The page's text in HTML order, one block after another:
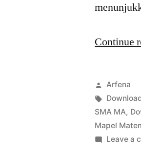
Continue
Posted
by
Arfena
Tags:
SMA MA,
Mapel
Leave a